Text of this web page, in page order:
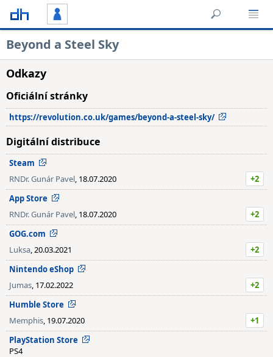
Beyond a Steel Sky
Odkazy
Oficiální stránky
https://revolution.co.uk/games/beyond-a-steel-sky/
Digitální distribuce
Steam
RNDr. Gunár Pavel, 18.07.2020
+2
App Store
RNDr. Gunár Pavel, 18.07.2020
+2
GOG.com
Luksa, 20.03.2021
+2
Nintendo eShop
Jumas, 17.02.2022
+2
Humble Store
Memphis, 19.07.2020
+1
PlayStation Store
PS4